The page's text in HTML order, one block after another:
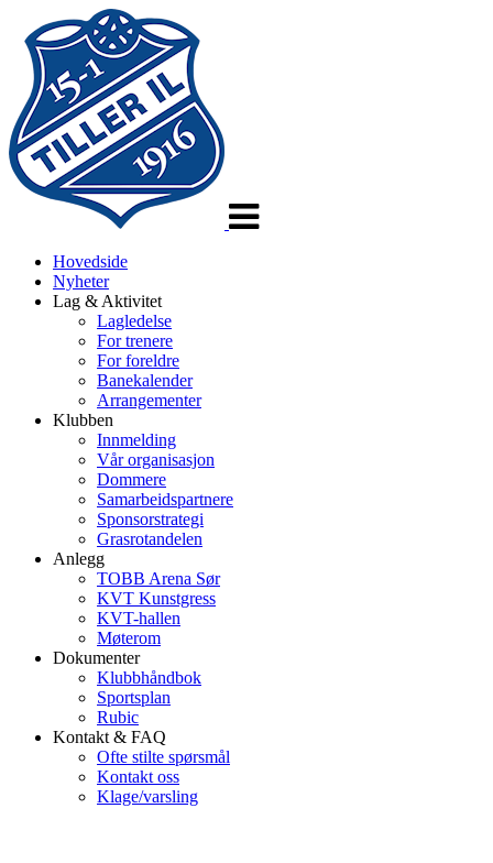
Hovedside
Nyheter
Lag & Aktivitet
Lagledelse
For trenere
For foreldre
Banekalender
Arrangementer
Klubben
Innmelding
Vår organisasjon
Dommere
Samarbeidspartnere
Sponsorstrategi
Grasrotandelen
Anlegg
TOBB Arena Sør
KVT Kunstgress
KVT-hallen
Møterom
Dokumenter
Klubbhåndbok
Sportsplan
Rubic
Kontakt & FAQ
Ofte stilte spørsmål
Kontakt oss
Klage/varsling